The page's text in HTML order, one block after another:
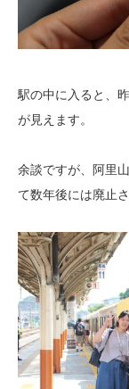
駅の中に入ると、
が見えます。
余談ですが、阿里
て数年後には廃止